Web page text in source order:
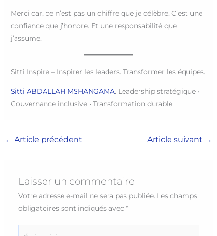
Merci car, ce n’est pas un chiffre que je célèbre. C’est une
confiance que j’honore. Et une responsabilité que
j’assume.
Sitti Inspire – Inspirer les leaders. Transformer les équipes.
Sitti ABDALLAH MSHANGAMA, Leadership stratégique •
Gouvernance inclusive • Transformation durable
← Article précédent Article suivant →
Laisser un commentaire
Votre adresse e-mail ne sera pas publiée. Les champs
obligatoires sont indiqués avec *